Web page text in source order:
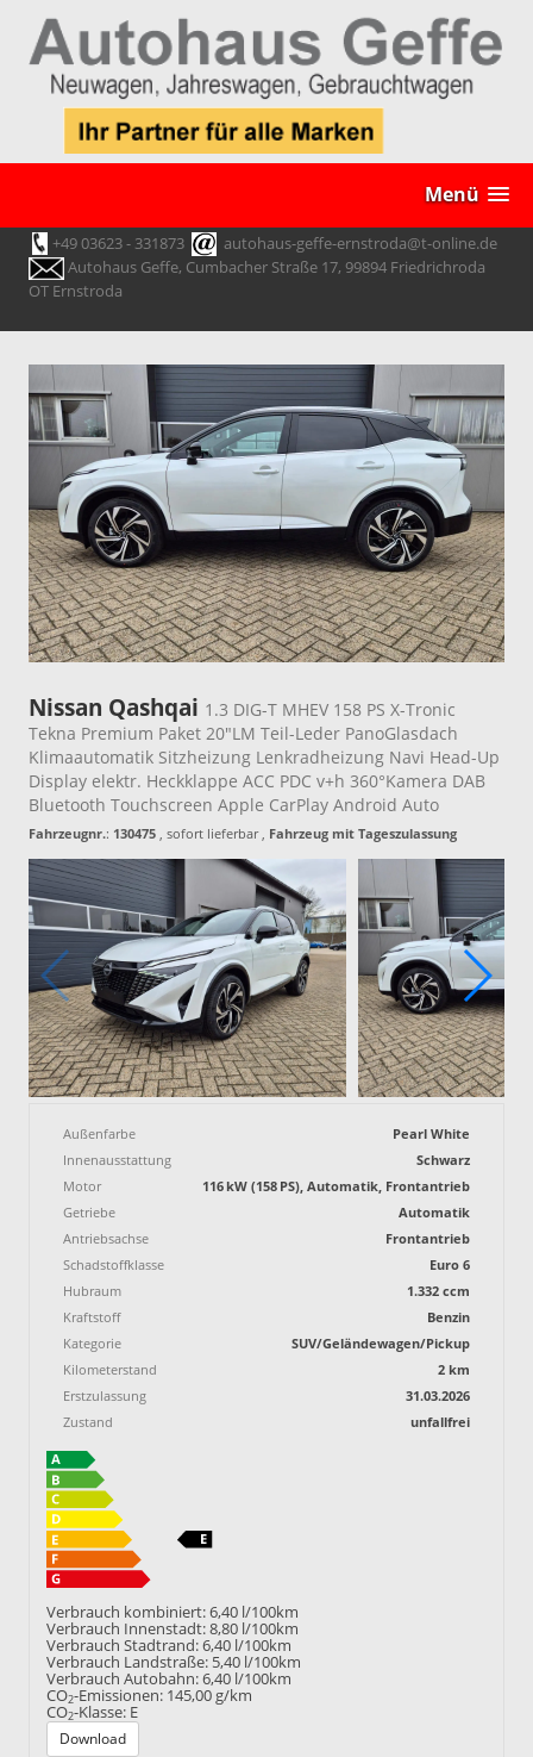
Menü
+49 03623 - 331873
autohaus-geffe-ernstroda@t-online.de
Autohaus Geffe, Cumbacher Straße 17, 99894 Friedrichroda
OT Ernstroda
Nissan Qashqai 1.3 DIG-T MHEV 158 PS X-Tronic
Tekna Premium Paket 20"LM Teil-Leder PanoGlasdach
Klimaautomatik Sitzheizung Lenkradheizung Navi Head-Up
Display elektr. Heckklappe ACC PDC v+h 360°Kamera DAB
Bluetooth Touchscreen Apple CarPlay Android Auto
Fahrzeugnr.: 130475 , sofort lieferbar, Fahrzeug mit Tageszulassung
Außenfarbe
Pearl White
Innenausstattung
Schwarz
Motor
116 kW (158 PS), Automatik, Frontantrieb
Getriebe
Automatik
Antriebsachse
Frontantrieb
Schadstoffklasse
Euro 6
Hubraum
1.332 ccm
Kraftstoff
Benzin
Kategorie
SUV/Geländewagen/Pickup
Kilometerstand
2 km
Erstzulassung
31.03.2026
Zustand
unfallfrei
Verbrauch kombiniert:6,40 l/100km
Verbrauch Innenstadt:8,80 l/100km
Verbrauch Stadtrand:6,40 l/100km
Verbrauch Landstraße: 5,40 l/100km
Verbrauch Autobahn:6,40 l/100km
CO2-Emissionen: 145,00 g/km
CO2-Klasse: E
Download